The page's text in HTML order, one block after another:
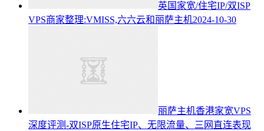
英国家宽/住宅IP/双ISP
VPS商家整理:VMISS,六六云和丽萨主机2024-10-30
丽萨主机香港家宽VPS
深度评测-双ISP原生住宅IP、无限流量、三网直连表现